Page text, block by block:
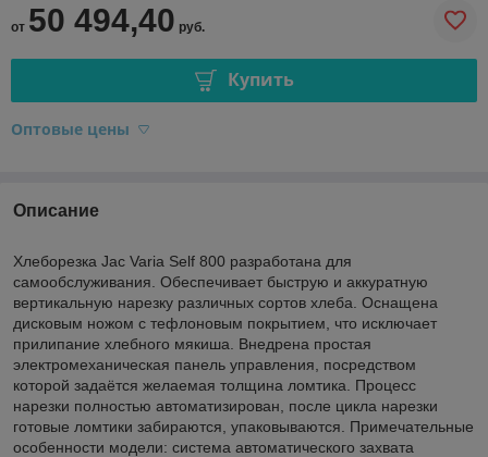
от 50 494,40 руб.
Купить
Оптовые цены
Описание
Хлеборезка Jac Varia Self 800 разработана для
самообслуживания. Обеспечивает быструю и аккуратную
вертикальную нарезку различных сортов хлеба. Оснащена
дисковым ножом с тефлоновым покрытием, что исключает
прилипание хлебного мякиша. Внедрена простая
электромеханическая панель управления, посредством
которой задаётся желаемая толщина ломтика. Процесс
нарезки полностью автоматизирован, после цикла нарезки
готовые ломтики забираются, упаковываются. Примечательные
особенности модели: система автоматического захвата